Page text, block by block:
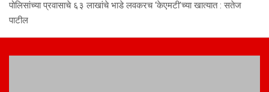
पोलिसांच्या प्रवासाचे ६३ लाखांचे भाडे लवकरच ‘केएमटी’च्या खात्यात : सतेज
पाटील